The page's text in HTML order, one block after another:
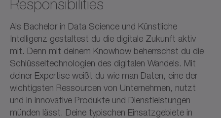
Responsibilities
Als Bachelor in Data Science und Künstliche
Intelligenz gestaltest du die digitale Zukunft aktiv
mit. Denn mit deinem Knowhow beherrschst du die
Schlüsseltechnologien des digitalen Wandels. Mit
deiner Expertise weißt du wie man Daten, eine der
wichtigsten Ressourcen von Unternehmen, nutzt
und in innovative Produkte und Dienstleistungen
münden lässt. Deine typischen Einsatzgebiete in